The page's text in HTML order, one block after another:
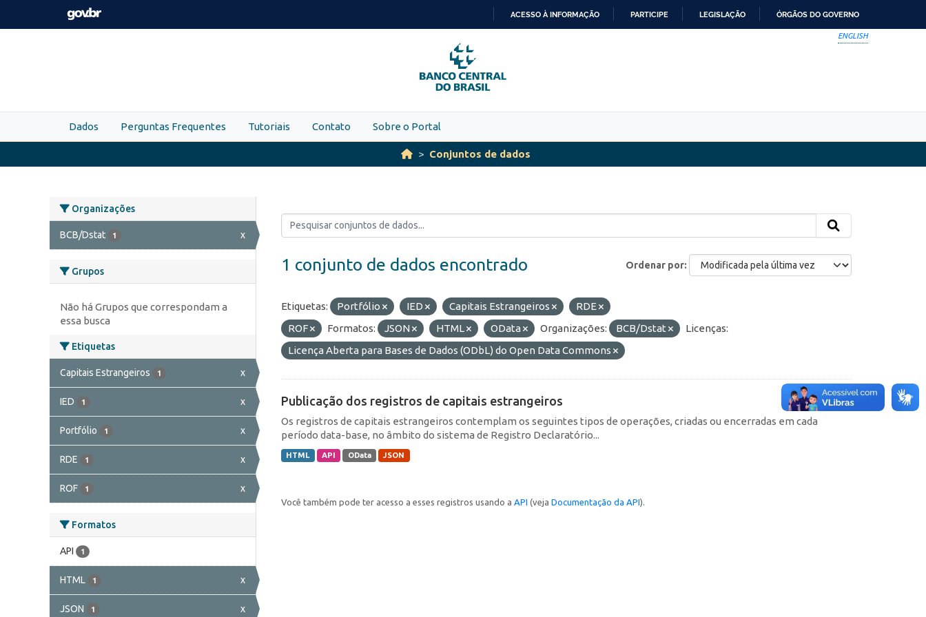
Skip to main content
PARA
O
CONTEÚDO
ACESSO À INFORMAÇÃO PARTICIPE LEGISLAÇÃO ÓRGÃOS DO GOVERNO
ENGLISH
Dados Perguntas Frequentes Tutoriais Contato Sobre o Portal
Conjuntos de dados
Organizações
BCB/Dstat 1 x
Grupos
Não há Grupos que correspondam a
essa busca
Etiquetas
Capitais Estrangeiros 1 x
IED 1 x
Portfólio 1 x
RDE 1 x
ROF 1 x
Formatos
API 1
HTML 1 x
JSON 1 x
Ordenar por
1 conjunto de dados encontrado
Etiquetas: Portfólio IED Capitais Estrangeiros
RDE
ROF
Formatos: JSON HTML OData Organizações: BCB/Dstat
Licenças:
Licença Aberta para Bases de Dados (ODbL) do Open Data Commons
Publicação dos registros de capitais estrangeiros
Os registros de capitais estrangeiros contemplam os seguintes tipos de operações, criadas ou encerradas em cada
período data-base, no âmbito do sistema de Registro Declaratório...
HTML API OData JSON
Você também pode ter acesso a esses registros usando a API (veja Documentação da API).